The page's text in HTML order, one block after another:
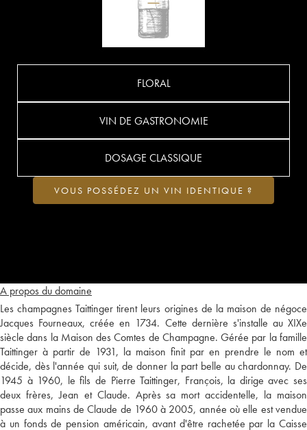
A propos du domaine
Les champagnes Taittinger tirent leurs origines de la maison de négoce
Jacques Fourneaux, créée en 1734. Cette dernière s'installe au XIXe
siècle dans la Maison des Comtes de Champagne. Gérée par la famille
Taittinger à partir de 1931, la maison finit par en prendre le nom et
décide, dès l'année qui suit, de donner la part belle au chardonnay. De
1945 à 1960, le fils de Pierre Taittinger, François, la dirige avec ses
deux frères, Jean et Claude. Après sa mort accidentelle, la maison
passe aux mains de Claude de 1960 à 2005, année où elle est vendue
à un fonds de pension américain, avant d'être rachetée par la Caisse
FLORAL
VIN DE GASTRONOMIE
DOSAGE CLASSIQUE
VOUS POSSÉDEZ UN VIN IDENTIQUE ?